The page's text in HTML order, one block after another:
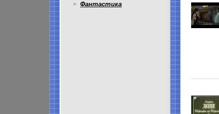
Фантастика